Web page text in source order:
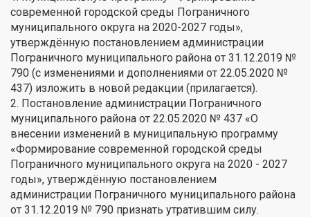
современной городской среды Пограничного
муниципального округа на 2020-2027 годы»,
утверждённую постановлением администрации
Пограничного муниципального района от 31.12.2019 №
790 (с изменениями и дополнениями от 22.05.2020 №
437) изложить в новой редакции (прилагается).
2. Постановление администрации Пограничного
муниципального района от 22.05.2020 № 437 «О
внесении изменений в муниципальную программу
«Формирование современной городской среды
Пограничного муниципального округа на 2020 - 2027
годы», утверждённую постановлением
администрации Пограничного муниципального района
от 31.12.2019 № 790 признать утратившим силу.